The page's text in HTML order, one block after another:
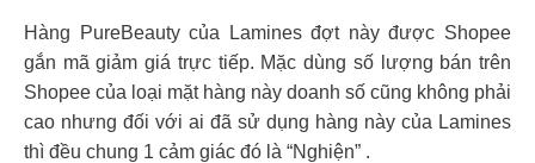
Hàng PureBeauty của Lamines đợt này được Shopee
gắn mã giảm giá trực tiếp. Mặc dùng số lượng bán trên
Shopee của loại mặt hàng này doanh số cũng không phải
cao nhưng đối với ai đã sử dụng hàng này của Lamines
thì đều chung 1 cảm giác đó là “Nghiện” .